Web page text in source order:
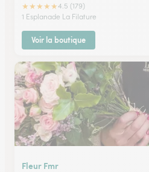
★★★★★4.5 (179)
1 Esplanade La Filature
Voir la boutique
Fleur Fmr